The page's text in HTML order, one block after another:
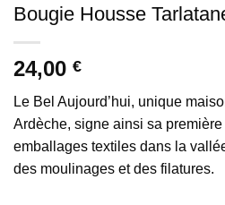
Bougie Housse
24,00 €
Le Bel Aujourd’hui, unique
Ardèche, signe ainsi sa
emballages textiles dans la
des moulinages et des filatures.